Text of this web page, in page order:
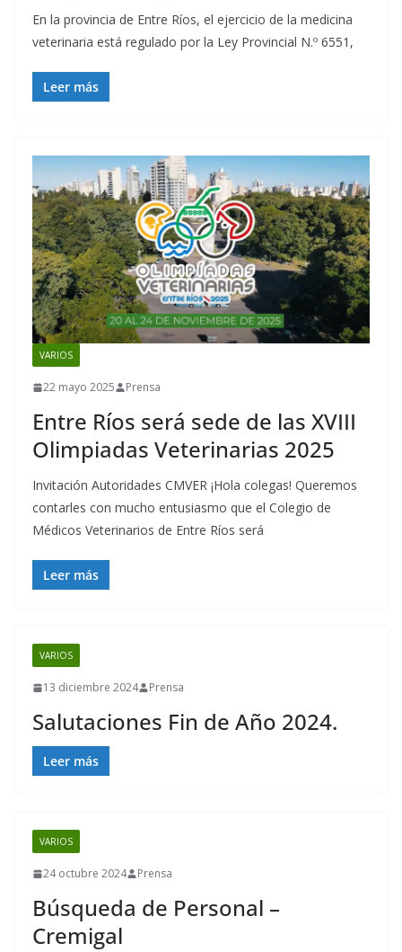
En la provincia de Entre Ríos, el ejercicio de la medicina
veterinaria está regulado por la Ley Provincial N.º 6551,
Leer más
VARIOS
22 mayo 2025 Prensa
Entre Ríos será sede de las XVIII
Olimpiadas Veterinarias 2025
Invitación Autoridades CMVER ¡Hola colegas! Queremos
contarles con mucho entusiasmo que el Colegio de
Médicos Veterinarios de Entre Ríos será
Leer más
VARIOS
13 diciembre 2024 Prensa
Salutaciones Fin de Año 2024.
Leer más
VARIOS
24 octubre 2024 Prensa
Búsqueda de Personal –
Cremigal